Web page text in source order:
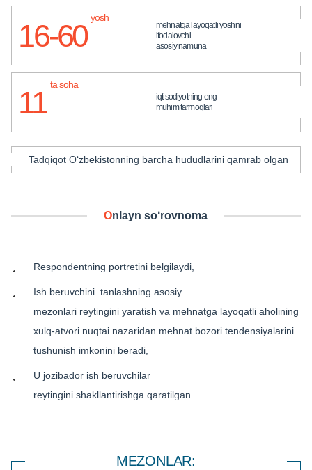
16-60
yosh
mehnatga layoqatli yoshni
ifodalovchi
asosiy namuna
11
ta soha
iqtisodiyotning eng
muhim tarmoqlari
Tadqiqot O‘zbekistonning barcha hududlarini qamrab olgan
Onlayn so‘rovnoma
Respondentning portretini belgilaydi,
Ish beruvchini tanlashning asosiy
mezonlari reytingini yaratish va mehnatga layoqatli aholining
xulq-atvori nuqtai nazaridan mehnat bozori tendensiyalarini
tushunish imkonini beradi,
U jozibador ish beruvchilar
reytingini shakllantirishga qaratilgan
MEZONLAR: